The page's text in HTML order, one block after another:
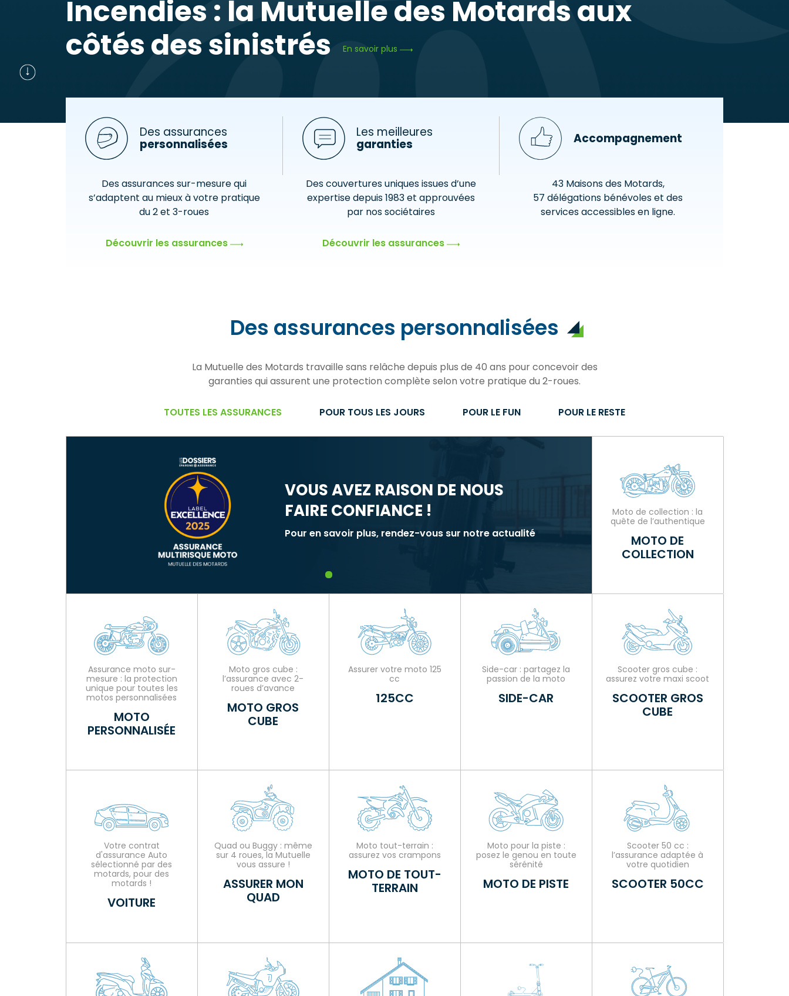
Incendies : la Mutuelle des Motards aux
côtés des sinistrés
En savoir plus
Des assurances
personnalisées
Des assurances sur-mesure qui
s’adaptent au mieux à votre pratique
du 2 et 3-roues
Découvrir les assurances
Les meilleures
garanties
Des couvertures uniques issues d’une
expertise depuis 1983 et approuvées
par nos sociétaires
Découvrir les assurances
Accompagnement
43 Maisons des Motards,
57 délégations bénévoles et des
services accessibles en ligne.
Des assurances personnalisées
La Mutuelle des Motards travaille sans relâche depuis plus de 40 ans pour concevoir des
garanties qui assurent une protection complète selon votre pratique du 2-roues.
TOUTES LES ASSURANCES POUR TOUS LES JOURS POUR LE FUN POUR LE RESTE
VOUS AVEZ RAISON DE NOUS
FAIRE CONFIANCE !
Pour en savoir plus, rendez-vous sur notre actualité
1
Moto de collection : la
quête de l’authentique
MOTO DE
COLLECTION
Assurance moto sur-
mesure : la protection
unique pour toutes les
motos personnalisées
MOTO
PERSONNALISÉE
Moto gros cube :
l’assurance avec 2-
roues d’avance
MOTO GROS
CUBE
Assurer votre moto 125
cc
125CC
Side-car : partagez la
passion de la moto
SIDE-CAR
Scooter gros cube :
assurez votre maxi scoot
SCOOTER GROS
CUBE
Votre contrat
d'assurance Auto
sélectionné par des
motards, pour des
motards !
VOITURE
Quad ou Buggy : même
sur 4 roues, la Mutuelle
vous assure !
ASSURER MON
QUAD
Moto tout-terrain :
assurez vos crampons
MOTO DE TOUT-
TERRAIN
Moto pour la piste :
posez le genou en toute
sérénité
MOTO DE PISTE
Scooter 50 cc :
l’assurance adaptée à
votre quotidien
SCOOTER 50CC